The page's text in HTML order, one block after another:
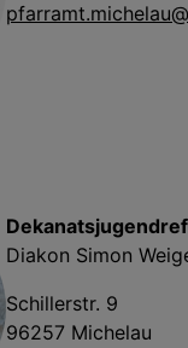
Diakon Simon
Schillerstr. 9
96257 Michelau